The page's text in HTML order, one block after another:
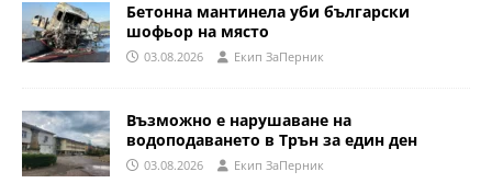
Бетонна мантинела уби български
шофьор на място
03.08.2026 Eкип ЗаПерник
Възможно е нарушаване на
водоподаването в Трън за един ден
03.08.2026 Eкип ЗаПерник